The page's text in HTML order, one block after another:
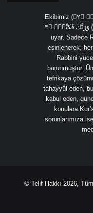
Ekibimiz (يَٓا اَيُّهَا الْمُدَّثِّرُۙ ﴿١﴾ قُمْ فَاَنْذِرْۙ ﴿٢﴾
وَرَبَّكَ فَكَبِّرْۙ ﴿٣ (Ey örtünüp bürünen, Kalk ve
uyar, Sadece
esinlenerek,
Rabbini
bürünmüştür.
tefrikaya
tahayyül eden, bu
kabul eden,
konulara
sorunlarımıza
© Telif Hakkı 2026,